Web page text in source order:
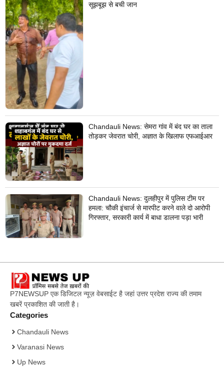
सूझबूझ से बची जान
Chandauli News: सेमरा गांव में बंद घर का ताला
तोड़कर जेवरात चोरी, अज्ञात के खिलाफ एफआईआर
Chandauli News: दुलहीपुर में पुलिस टीम पर
हमला: चौकी इंचार्ज से मारपीट करने वाले दो आरोपी
गिरफ्तार, सरकारी कार्य में बाधा डालना पड़ा भारी
P7NEWSUP एक डिजिटल न्यूज़ वेबसाईट है जहां उत्तर प्रदेश राज्य की तमाम
खबरें प्रकाशित की जाती है।
Categories
Chandauli News
Varanasi News
Up News